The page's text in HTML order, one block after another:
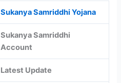
Sukanya Samriddhi Yojana
Sukanya Samriddhi
Account
Latest Update